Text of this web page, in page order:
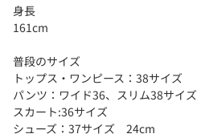
身長
161cm
普段のサイズ
トップス・ワンピース：38サイズ
パンツ：ワイド36、スリム38サイズ
スカート:36サイズ
シューズ：37サイズ 24cm